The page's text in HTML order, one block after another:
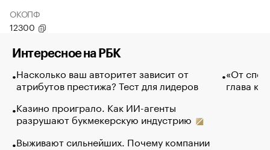
ОКОПФ
12300
Интересное на РБК
Насколько ваш авторитет зависит от
атрибутов престижа? Тест для лидеров
Казино проиграло. Как ИИ-агенты
разрушают букмекерскую индустрию
Выживают сильнейших. Почему компании
«От
глава